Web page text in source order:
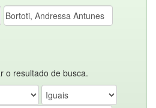
o resultado de busca.